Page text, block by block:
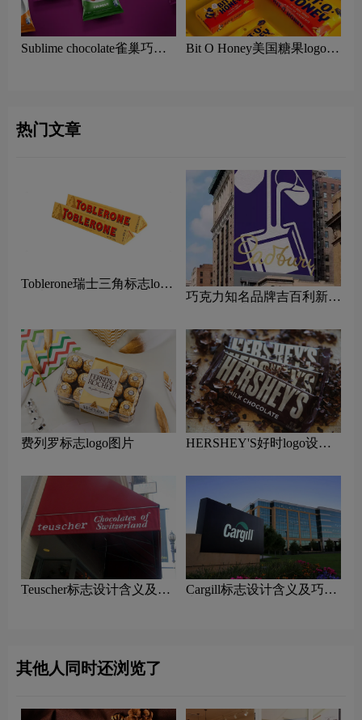
Sublime chocolate雀巢巧克
Bit O Honey美国糖果logo含
热门文章
Toblerone瑞士三角标志logo
巧克力知名品牌吉百利新
费列罗标志logo图片
HERSHEY'S好时logo设计
Teuscher标志设计含义及巧
Cargill标志设计含义及巧克
其他人同时还浏览了